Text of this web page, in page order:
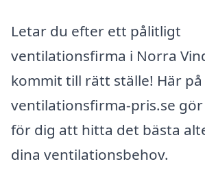
Letar du efter ett pålitligt
ventilationsfirma i Norra
kommit till rätt ställe! Här på
ventilationsfirma-pris.se
för dig att hitta det bästa
dina ventilationsbehov.